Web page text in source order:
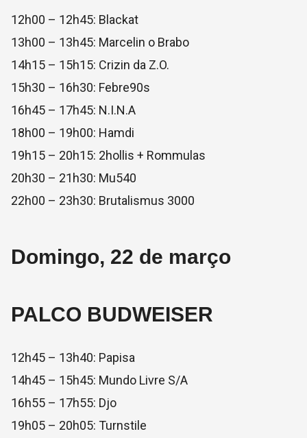
12h00 – 12h45: Blackat
13h00 – 13h45: Marcelin o Brabo
14h15 – 15h15: Crizin da Z.O.
15h30 – 16h30: Febre90s
16h45 – 17h45: N.I.N.A
18h00 – 19h00: Hamdi
19h15 – 20h15: 2hollis + Rommulas
20h30 – 21h30: Mu540
22h00 – 23h30: Brutalismus 3000
Domingo, 22 de março
PALCO BUDWEISER
12h45 – 13h40: Papisa
14h45 – 15h45: Mundo Livre S/A
16h55 – 17h55: Djo
19h05 – 20h05: Turnstile